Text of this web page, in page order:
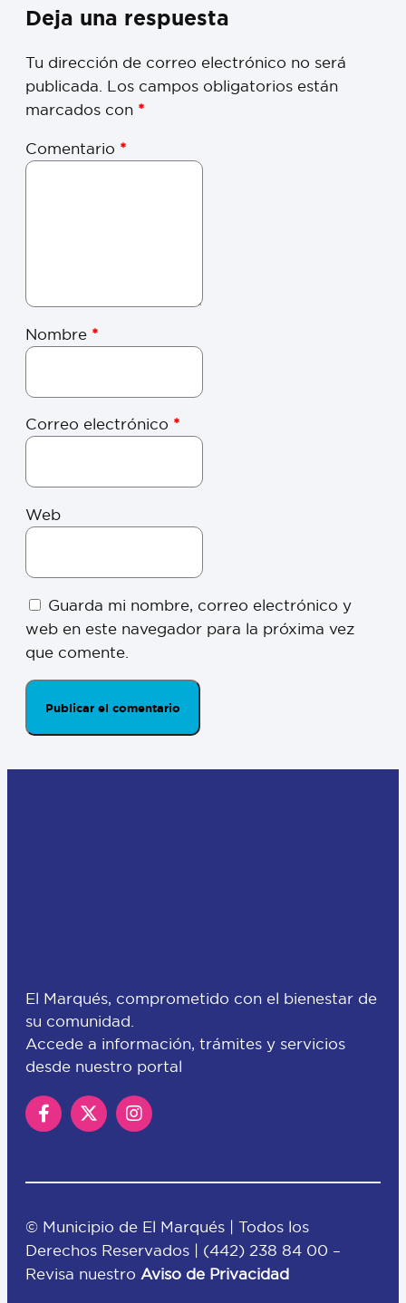
Deja una respuesta
Tu dirección de correo electrónico no será
publicada. Los campos obligatorios están
marcados con *
Comentario *
Nombre *
Correo electrónico *
Web
Guarda mi nombre, correo electrónico y
web en este navegador para la próxima vez
que comente.
El Marqués, comprometido con el bienestar de
su comunidad.
Accede a información, trámites y servicios
desde nuestro portal
© Municipio de El Marqués | Todos los
Derechos Reservados | (442) 238 84 00 –
Revisa nuestro Aviso de Privacidad